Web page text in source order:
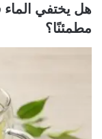
هل يختفي
مطمئنًا؟